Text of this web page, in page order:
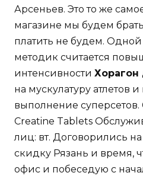
Арсеньев. Это то же
магазине мы будем
платить не будем.
методик считается
интенсивности Хорагон
на мускулатуру атлетов
выполнение суперсетов.
Creatine Tablets
лиц: вт. Договорились
скидку Рязань и время,
офис и побеседую с